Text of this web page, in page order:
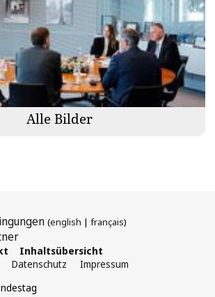
Alle Bilder
(english | français)
Inhaltsübersicht
Datenschutz Impressum